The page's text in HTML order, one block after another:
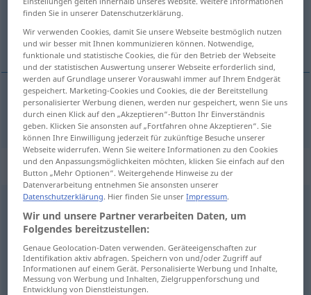
Übersicht aller Übersetzungen
(Für mehr Details die Übersetzung anklicken/antippen)
dnia → siehe „dzień“
Beispielsätze für "dnia"
przybywa dnia
dieTagewerdenlänger
do dziśdnia
bis zum heutigenTag
finden Sie in unserer Datenschutzerklärung.
Wir verwenden Cookies, damit Sie unsere Webseite bestmöglich nutzen
und wir besser mit Ihnen kommunizieren können. Notwendige,
funktionale und statistische Cookies, die für den Betrieb der Webseite
und der statistischen Auswertung unserer Webseite erforderlich sind,
werden auf Grundlage unserer Vorauswahl immer auf Ihrem Endgerät
gespeichert. Marketing-Cookies und Cookies, die der Bereitstellung
personalisierter Werbung dienen, werden nur gespeichert, wenn Sie uns
durch einen Klick auf den „Akzeptieren“-Button Ihr Einverständnis
geben. Klicken Sie ansonsten auf „Fortfahren ohne Akzeptieren“. Sie
können Ihre Einwilligung jederzeit für zukünftige Besuche unserer
Webseite widerrufen. Wenn Sie weitere Informationen zu den Cookies
und den Anpassungsmöglichkeiten möchten, klicken Sie einfach auf den
Button „Mehr Optionen“. Weitergehende Hinweise zu der
Datenverarbeitung entnehmen Sie ansonsten unserer
Datenschutzerklärung. Hier finden Sie unserImpressum.
Wir und unsere Partner verarbeiten Daten, um
Folgendes bereitzustellen:
Genaue Geolocation-Daten verwenden. Geräteeigenschaften zur
Identifikation aktiv abfragen. Speichern von und/oder Zugriff auf
Informationen auf einem Gerät. Personalisierte Werbung und Inhalte,
Messung von Werbung und Inhalten, Zielgruppenforschung und
Entwicklung von Dienstleistungen.